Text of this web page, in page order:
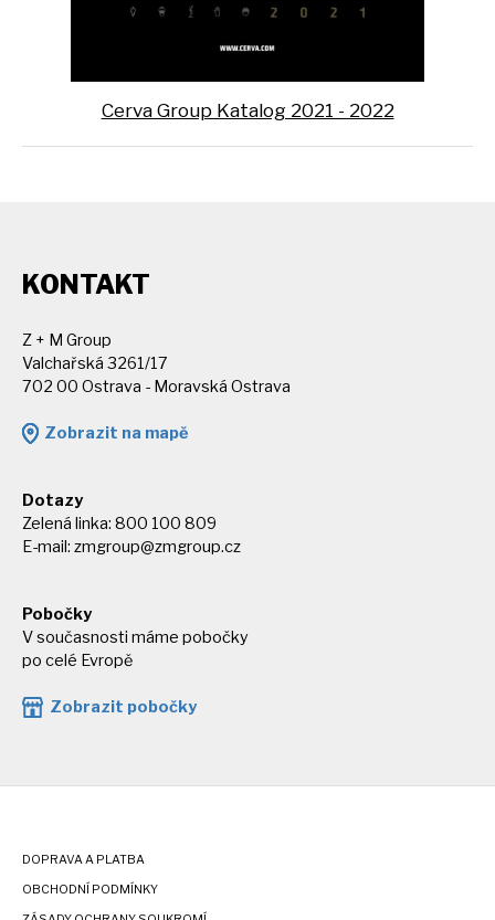
Cerva Group Katalog 2021 - 2022
KONTAKT
Z + M Group
Valchařská 3261/17
702 00 Ostrava - Moravská Ostrava
Zobrazit na mapě
Dotazy
Zelená linka: 800 100 809
E-mail: zmgroup@zmgroup.cz
Pobočky
V současnosti máme pobočky
po celé Evropě
Zobrazit pobočky
DOPRAVA A PLATBA
OBCHODNÍ PODMÍNKY